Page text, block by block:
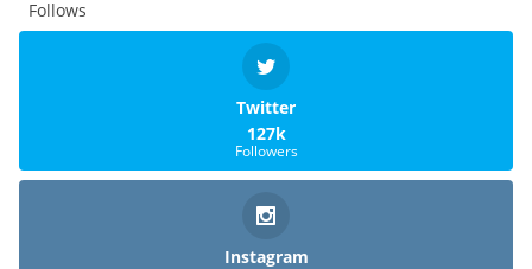
Follows
Twitter
127k
Followers
Instagram